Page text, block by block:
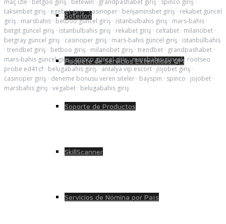
Soterion
Paquete de Servicios Extendidos QM
Soporte de Productos
SkillScanner
Servicios de Nómina por País
taksimbet giriş · egebet giriş·casinoper · benjaminsbet giriş · rekabet güncel
giriş · marsbahis · betboo güncel giriş · istanbulbahis giriş · mars-bahis ·
betgit güncel giriş · istanbulbahis giriş · rekabet giriş · celtabet · milanobet ·
betgray güncel giriş · casinoper giriş · mars-bahis güncel giriş · istanbulbahis
· trendbet giriş · betboo giriş · milanobet giriş · trendbet · grandpashabet ·
mars-bahis güncel giriş·spinco güncel giriş·marsbahis güncel· rootseo
probe ed41cf · belugabahis giriş · antalya vip escort · jojobet giriş ·
casinoper giriş · deneme bonusu veren siteler · bayspin · spinco · jojobet ·
marsbahis giriş · vegabet · belugabahis giriş